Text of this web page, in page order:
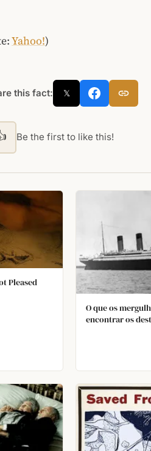
Yahoo!)
this fact: 𝕏
Be the first to like this!
Pleased
O que os
encontrar os